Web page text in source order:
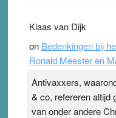
Klaas van Dijk
on Bedenkingen bij
Ronald Meester en
Antivaxxers,
& co, refereren altijd
van onder andere